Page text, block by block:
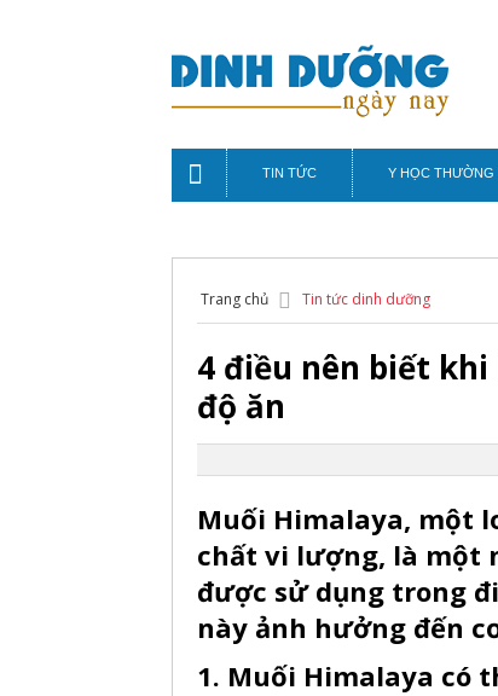
TIN TỨC Y HỌC THƯỜNG
Trang chủ Tin tức dinh dưỡng
4 điều nên biết
độ ăn
Muối Himalaya, một
chất vi lượng, là một
được sử dụng trong
này ảnh hưởng đến
1. Muối Himalaya có